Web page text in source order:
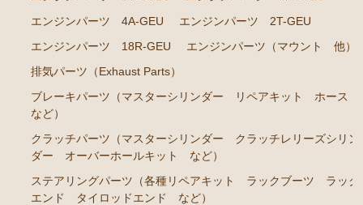
ステアリングパーツ（各種リペアキット ラックブー
駆動パーツ（センターサポートベアリング ドライブ
シャフトブーツ など）
セリカカリーナRA63 TA61 TA63 TA64AA63コロナRT14
1 AT141 TT142
エンジンパーツ 3T-GTEU
エンジンパーツ 4A-GEU
エンジンパーツ 2T-GEU
エンジンパーツ 18R-GEU
エンジンパーツ（マウント 他）
排気パーツ（Exhaust Parts）
ブレーキパーツ（マスターシリンダー リペアキット ホース
など）
クラッチパーツ（マスターシリンダー クラッチレリーズシリン
ダー オーバーホールキット など）
ステアリングパーツ（各種リペアキット ラックブーツ ラック
エンド タイロッドエンド など）